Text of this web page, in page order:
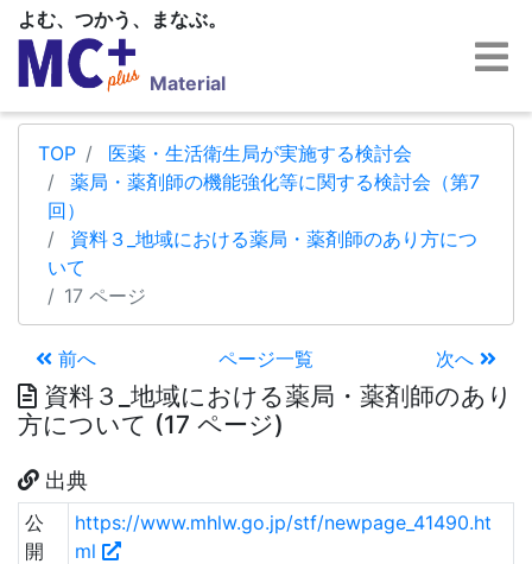
よむ、つかう、まなぶ。
Material
TOP
医薬・生活衛生局が実施する検討会
薬局・薬剤師の機能強化等に関する検討会（第7
回）
資料３_地域における薬局・薬剤師のあり方につ
いて
17 ページ
前へ ページ一覧 次へ
資料３_地域における薬局・薬剤師のあり
方について (17 ページ)
出典
公
開
https://www.mhlw.go.jp/stf/newpage_41490.ht
ml